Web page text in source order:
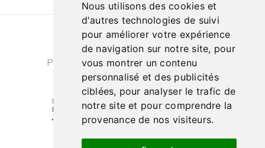
Nous utilisons des cookies et
d'autres technologies de suivi
pour améliorer votre expérience
de navigation sur notre site, pour
vous montrer un contenu
personnalisé et des publicités
ciblées, pour analyser le trafic de
notre site et pour comprendre la
provenance de nos visiteurs.
Conditions générales de ventes
|
Politique de confidentialité
| Cookies